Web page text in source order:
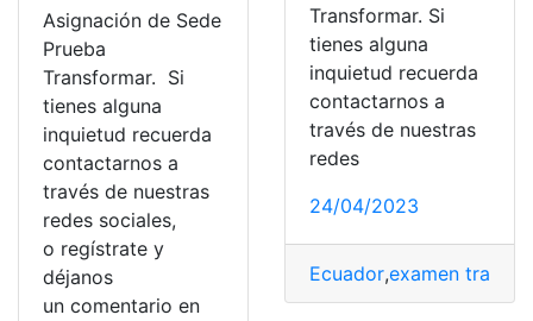
Asignación de Sede
Prueba
Transformar. Si
tienes alguna
inquietud recuerda
contactarnos a
través de nuestras
redes sociales,
o regístrate y
déjanos
un comentario en
Transformar. Si
tienes alguna
inquietud recuerda
contactarnos a
través de nuestras
redes
24/04/2023
Ecuador,examen